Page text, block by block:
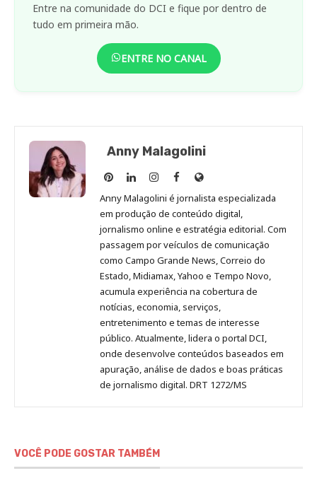
Entre na comunidade do DCI e fique por dentro de
tudo em primeira mão.
ENTRE NO CANAL
Anny Malagolini
Anny
Malagolini
no
Pinterest
Anny
Malagolini
no
LinkedIn
Anny
Malagolini
no
Instagram
Anny
Malagolini
no
Facebook
Site
de
Anny
Malagolini
Anny Malagolini é jornalista especializada
em produção de conteúdo digital,
jornalismo online e estratégia editorial. Com
passagem por veículos de comunicação
como Campo Grande News, Correio do
Estado, Midiamax, Yahoo e Tempo Novo,
acumula experiência na cobertura de
notícias, economia, serviços,
entretenimento e temas de interesse
público. Atualmente, lidera o portal DCI,
onde desenvolve conteúdos baseados em
apuração, análise de dados e boas práticas
de jornalismo digital. DRT 1272/MS
VOCÊ PODE GOSTAR TAMBÉM